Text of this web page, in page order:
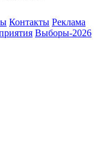
Контакты Реклама
Выборы-2026